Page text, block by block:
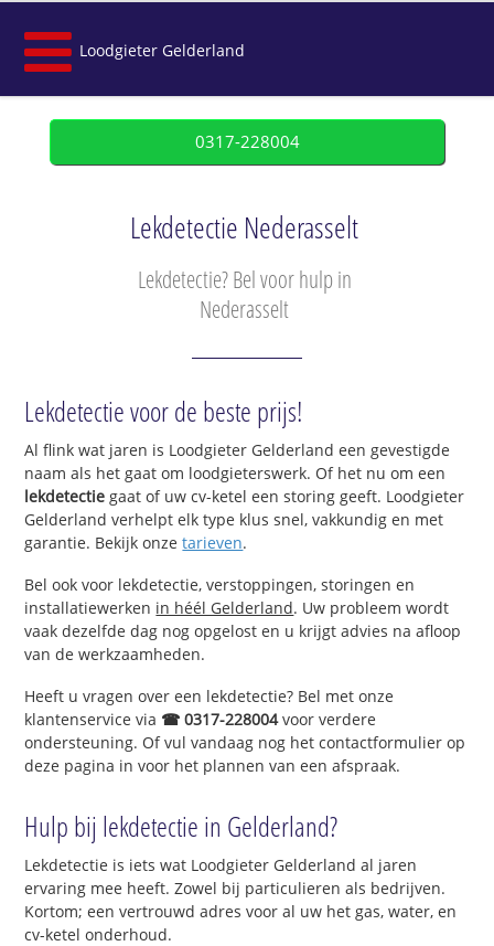
Loodgieter Gelderland
0317-228004
Lekdetectie Nederasselt
Lekdetectie? Bel voor hulp in
Nederasselt
Lekdetectie voor de beste prijs!
Al flink wat jaren is Loodgieter Gelderland een gevestigde
naam als het gaat om loodgieterswerk. Of het nu om een
lekdetectie gaat of uw cv-ketel een storing geeft. Loodgieter
Gelderland verhelpt elk type klus snel, vakkundig en met
garantie. Bekijk onzetarieven.
Bel ook voor lekdetectie, verstoppingen, storingen en
installatiewerken in héél Gelderland. Uw probleem wordt
vaak dezelfde dag nog opgelost en u krijgt advies na afloop
van de werkzaamheden.
Heeft u vragen over een lekdetectie? Bel met onze
klantenservice via ☎ 0317-228004voor verdere
ondersteuning. Of vul vandaag nog het contactformulier op
deze pagina in voor het plannen van een afspraak.
Hulp bij lekdetectie in Gelderland?
Lekdetectie is iets wat Loodgieter Gelderland al jaren
ervaring mee heeft. Zowel bij particulieren als bedrijven.
Kortom; een vertrouwd adres voor al uw het gas, water, en
cv-ketel onderhoud.